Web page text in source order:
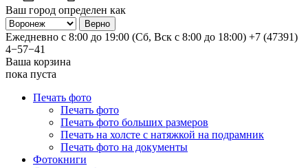
Ваш город определен как
Ежедневно с 8:00 до 19:00 (Сб, Вск с 8:00 до 18:00) +7 (47391)
4−57−41
Ваша корзина
пока пуста
Печать фото
Печать фото
Печать фото больших размеров
Печать на холсте с натяжкой на подрамник
Печать фото на документы
Фотокниги